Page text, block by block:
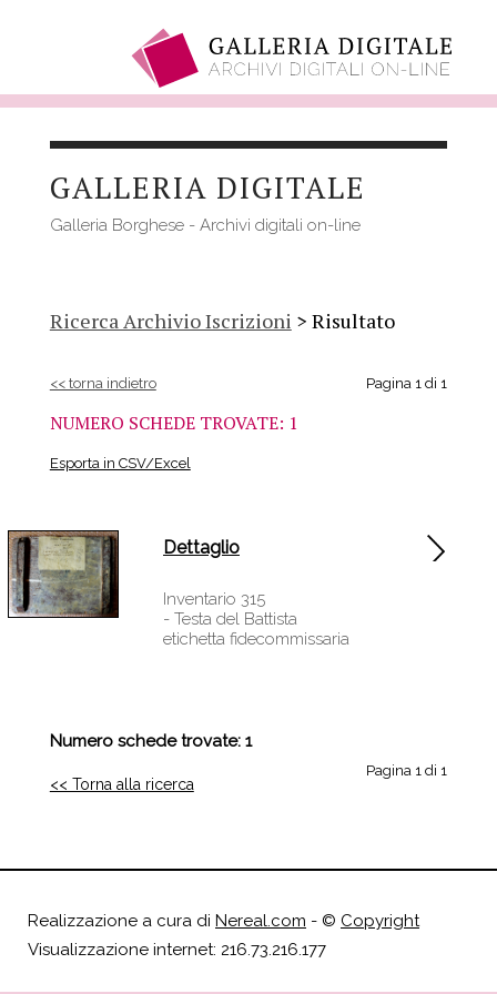
contenutoGALLERIA DIGITALE
Galleria Borghese - Archivi digitali on-line
Ricerca Archivio Iscrizioni > Risultato
<< torna indietro Pagina 1 di 1
NUMERO SCHEDE TROVATE: 1
Esporta in CSV/Excel
Dettaglio
Inventario 315
- Testa del Battista
etichetta fidecommissaria
Numero schede trovate: 1
Pagina 1 di 1
<< Torna alla ricerca
Realizzazione a cura di Nereal.com - © Copyright
Visualizzazione internet: 216.73.216.177